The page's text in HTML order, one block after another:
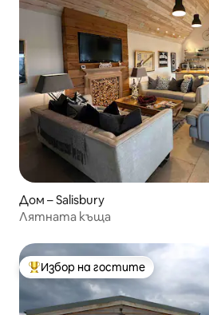
Дом – Salisbury
Лятната къща
Най-популярен избор на гостите
Избор на гостите